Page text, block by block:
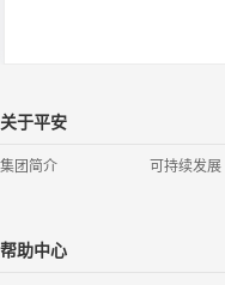
关于平安
集团简介 可持续发展
帮助中心